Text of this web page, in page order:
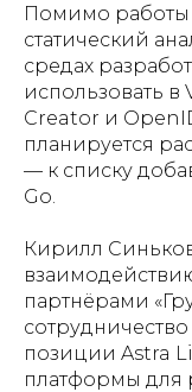
Помимо работы
статический
средах
использовать
Creator и
планируется
— к списку
Go.
Кирилл
партнёрами
позиции Astra
платформы для